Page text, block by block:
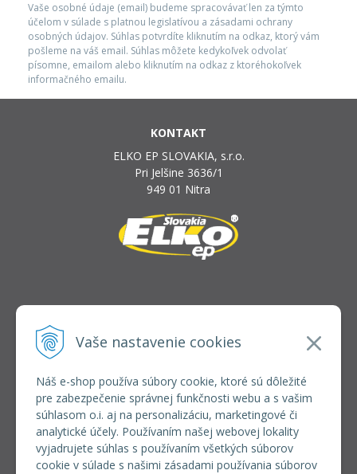
Vaše nastavenie cookies
Náš e-shop používa súbory cookie, ktoré sú dôležité
pre zabezpečenie správnej funkčnosti webu a s vašim
súhlasom o.i. aj na personalizáciu, marketingové či
analytické účely. Používaním našej webovej lokality
vyjadrujete súhlas s používaním všetkých súborov
cookie v súlade s našimi zásadami používania súborov
Vaše osobné údaje (email) budeme spracovávať len za týmto
účelom v súlade s platnou legislatívou a zásadami ochrany
osobných údajov. Súhlas potvrdíte kliknutím na odkaz, ktorý vám
pošleme na váš email. Súhlas môžete kedykoľvek odvolať
písomne, emailom alebo kliknutím na odkaz z ktoréhokoľvek
informačného emailu.
KONTAKT
ELKO EP SLOVAKIA, s.r.o.
Pri Jelšine 3636/1
949 01 Nitra
INFOLINKA
+421 37 6586 731
VŠETKO O NÁKUPE
REGISTRÁCIA VEĽKOOBCHOD
Formulár na odsúpenie od zmluvy
Doprava a platba